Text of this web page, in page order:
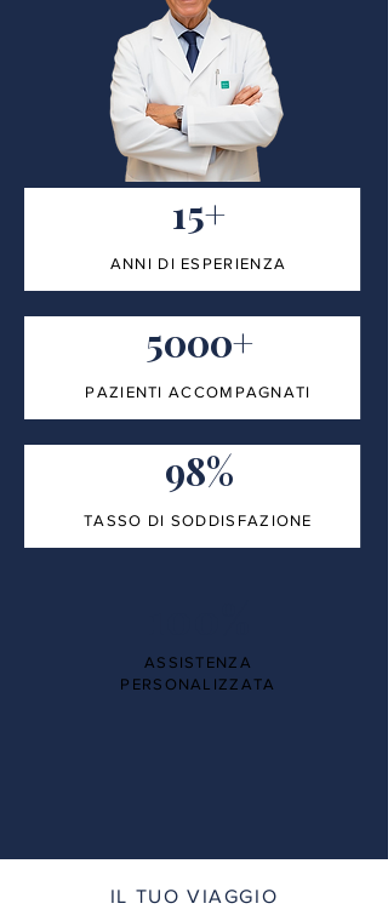
15+
ANNI DI ESPERIENZA
5000+
PAZIENTI ACCOMPAGNATI
98%
TASSO DI SODDISFAZIONE
ASSISTENZA
PERSONALIZZATA
IL TUO VIAGGIO